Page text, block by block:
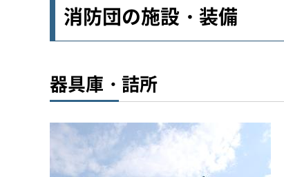
消防団の施設・装備
器具庫・詰所